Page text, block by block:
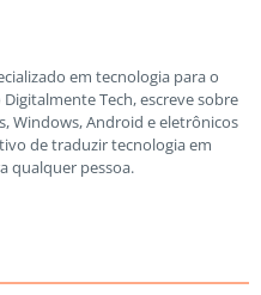
em tecnologia para o
Tech, escreve sobre
Windows, Android e eletrônicos
de traduzir tecnologia em
qualquer pessoa.